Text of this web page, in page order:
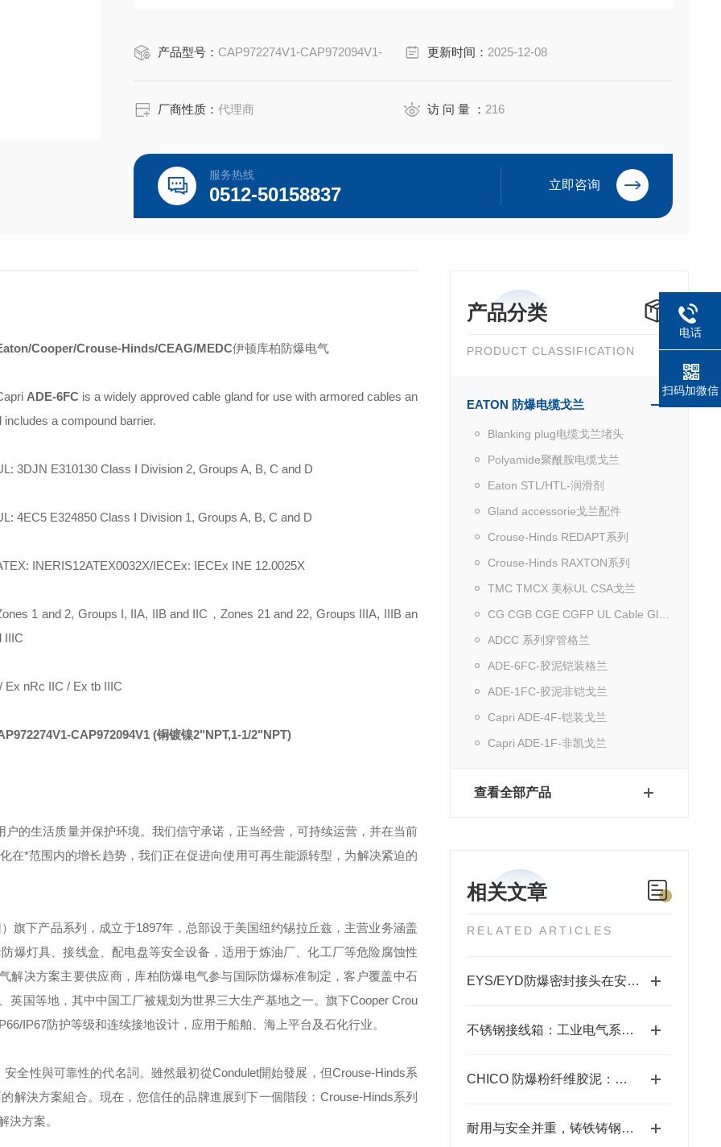
产品型号： CAP972274V1-CAP972094V1- 更新时间： 2025-12-08
厂商性质：代理商 访 问 量 ： 216
服务热线
0512-50158837 立即咨询
产品分类
PRODUCT CLASSIFICATION
EATON 防爆电缆戈兰
Blanking plug电缆戈兰堵头
Polyamide聚酰胺电缆戈兰
Eaton STL/HTL-润滑剂
Gland accessorie戈兰配件
Crouse-Hinds REDAPT系列
Crouse-Hinds RAXTON系列
TMC TMCX 美标UL CSA戈兰
ADCC 系列穿管格兰
ADE-6FC-胶泥铠装格兰
ADE-1FC-胶泥非铠戈兰
Capri ADE-4F-铠装戈兰
Capri ADE-1F-非凯戈兰
查看全部产品
相关文章
RELATED ARTICLES
EYS/EYD防爆密封接头在安装过程中需要注意哪些要点？
不锈钢接线箱：工业电气系统的坚固守护者
CHICO 防爆粉纤维胶泥：现代工业的防火新选择？
耐用与安全并重，铸铁铸钢防爆管件引领新潮流
Cooper/Crouse-Hinds/CEAG/MEDC伊顿库柏防爆电气
ADE-6FC is a widely approved cable gland for use with armored cables an
includes a compound barrier.
3DJN E310130 Class I Division 2, Groups A, B, C and D
4EC5 E324850 Class I Division 1, Groups A, B, C and D
INERIS12ATEX0032X/IECEx: IECEx INE 12.0025X
1 and 2, Groups I, IIA, IIB and IIC，Zones 21 and 22, Groups IIIA, IIIB an
IIIC
Ex nRc IIC / Ex tb IIIC
CAP972094V1 (铜镀镍2"NPT,1-1/2"NPT)
的生活质量并保护环境。我们信守承诺，正当经营，可持续运营，并在当前
在*范围内的增长趋势，我们正在促进向使用可再生能源转型，为解决紧迫的
旗下产品系列，成立于1897年，总部设于美国纽约锡拉丘兹，主营业务涵盖
爆灯具、接线盒、配电盘等安全设备，适用于炼油厂、化工厂等危险腐蚀性
解决方案主要供应商，库柏防爆电气参与国际防爆标准制定，客户覆盖中石
英国等地，其中中国工厂被规划为世界三大生产基地之一。旗下Cooper Crou
IP67防护等级和连续接地设计，应用于船舶、海上平台及石化行业。
全性與可靠性的代名詞。雖然最初從Condulet開始發展，但Crouse-Hinds系
解決方案組合。現在，您信任的品牌進展到下一個階段： Crouse-Hinds系列
決方案。
电话
扫码加微信